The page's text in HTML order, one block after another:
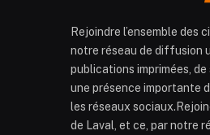
Rejoindre l’ensemble des
notre réseau de diffusion
publications imprimées,
une présence importante
les réseaux
de Laval, et ce, par notre